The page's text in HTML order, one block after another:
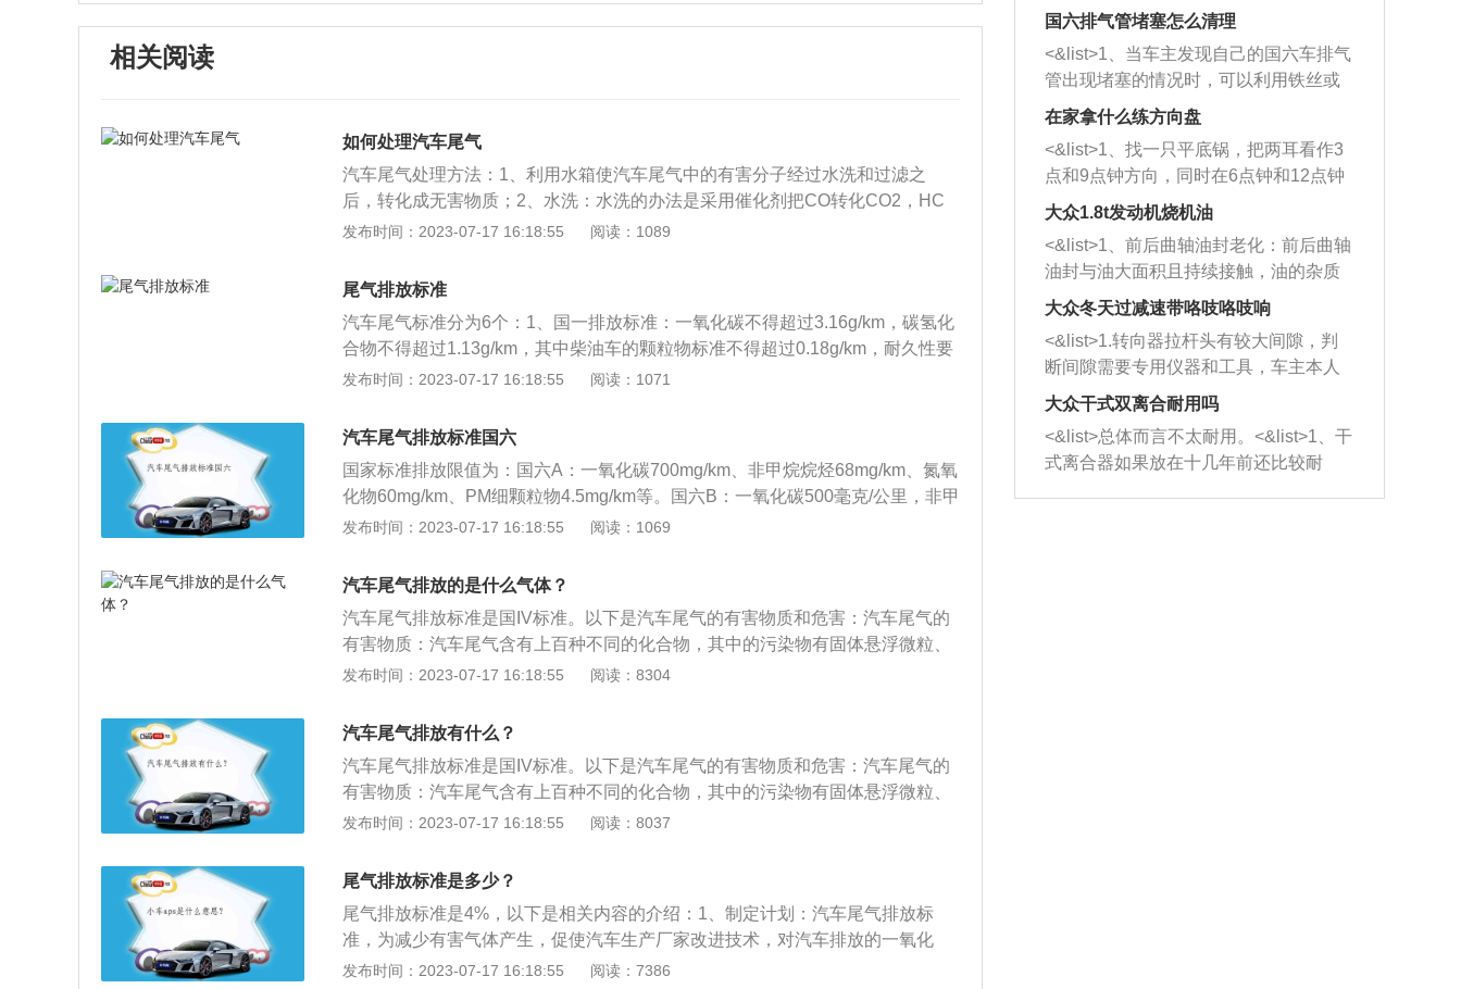
相关阅读
如何处理汽车尾气
汽车尾气处理方法：1、利用水箱使汽车尾气中的有害分子经过水洗和过滤之
后，转化成无害物质；2、水洗：水洗的办法是采用催化剂把CO转化CO2，HC
转化CO2和H2O等，一般使用的催化剂有氧化锰、一氧化铜，氧化铬、一氧化
混合气燃烧不充分时，就会产生有大量积碳，而这些积碳会随着排气管的排放，
附着在三元催化器内部，久而久之很容易就会出现堵塞的情况，从而导致汽车尾
气超标。这时候，就需要用草酸溶液对三元催化进行浸泡清洗，待清洗干净之后
用清水过滤几遍即可；4、清理空气滤清器：空气滤清器的主要作用就是滤除空
气中的微粒杂质。那如果长期不清理或者不更换的话，空气滤清器就因为堆积许
积碳，从而导致汽车尾气超标的情况发生。所以，当空气滤清器污染到一定程度
的时候，肯定是需要进行一次清理的；5、深度清洗发动机：如果清洗完三元催
化剂和空气滤清器之后，汽车尾气排放仍然不达标的话，可能就需要深度清洗一
养，对汽车的工况是有很大帮助的。大量的汽车尾气并不是无害的，汽油在燃烧
物会形成毒性很强的光化学烟雾，伤害人体，并会产生致癌物质，产生的白色烟
雾对家畜、水果及橡胶制品和建筑物均有损坏。
发布时间：2023-07-17 16:18:55 阅读：1089
尾气排放标准
汽车尾气标准分为6个：1、国一排放标准：一氧化碳不得超过3.16g/km，碳氢化
合物不得超过1.13g/km，其中柴油车的颗粒物标准不得超过0.18g/km，耐久性要
求为50000km。2、国二排放标准：汽油车一氧化碳不超过2.2g/km，碳氢化合物
粒物不超过0.08g/km。3、国三排放标准：碳氢化合物不超过0.2g/km，一氧化碳
不超过2.3g/km，碳氢化合物不超过0.15g/km。4、国四排放标准：碳氢化合物不
超过0.1g/km，一氧化碳不超过1.0g/km，碳氢化合物不超过0.08g/km。5、国五
排放标准：碳氢化合物排放数值为0.1g/km，一氧化碳排放数值为1.00g/km，碳
氢化合物排放数值为0.060g/km，pm排放数值为0.0045g/km。6、国六排放标
g/km，非甲烷烷烃排放不超过0.068g/km，氮氧化物排放不超过0.06g/km，pm细
颗粒物排放不超过0.0045g/km，国六b的排放标准是一氧化碳排放不超过0.5g/k
m，非甲烷烷烃排放不超过0.035g/km，氮氧化物排放不超过0.035g/km，pm细颗
生产厂家改进技术，对汽车排放的一氧化碳、碳氢化合物、氮氧化物、微粒等有
发布时间：2023-07-17 16:18:55 阅读：1071
汽车尾气排放标准国六
国家标准排放限值为：国六A：一氧化碳700mg/km、非甲烷烷烃68mg/km、氮氧
化物60mg/km、PM细颗粒物4.5mg/km等。国六B：一氧化碳500毫克/公里，非甲
烷烷烃35毫克/公里，氮氧化物35毫克/公里，PM细颗粒物3毫克/公里等。简单来
和科学。与国家五项排放标准相比，国家六项排放标准在多方面得到了显著优
化。新规可以更全面、客观地判断车辆的排放水平，更容易实施和监督。由于国
六排放标准升级幅度较大，为了给汽车行业提供车型和动力系统变更升级以及生
产准备的缓冲期，国家标准设置了国六排放标准A和国六排放标准B两个排放限值
方案，其中，限值相对宽松的国六A期将于2020年7月1日全面实施，而国六B期
发布时间：2023-07-17 16:18:55 阅读：1069
汽车尾气排放的是什么气体？
汽车尾气排放标准是国IV标准。以下是汽车尾气的有害物质和危害：汽车尾气的
有害物质：汽车尾气含有上百种不同的化合物，其中的污染物有固体悬浮微粒、
一氧化碳、二氧化碳、碳氢化合物、氮氧化合物、铅及硫氧化合物等。汽车尾气
响。尾气中的二氧化硫具有强烈的刺激气味，达到一定浓度时容易导致“酸雨”的
发生，造成土壤和水源酸化，影响农作物和森林的生长。
发布时间：2023-07-17 16:18:55 阅读：8304
汽车尾气排放有什么？
汽车尾气排放标准是国IV标准。以下是汽车尾气的有害物质和危害：汽车尾气的
有害物质：汽车尾气含有上百种不同的化合物，其中的污染物有固体悬浮微粒、
一氧化碳、二氧化碳、碳氢化合物、氮氧化合物、铅及硫氧化合物等。汽车尾气
响。尾气中的二氧化硫具有强烈的刺激气味，达到一定浓度时容易导致“酸雨”的
发生，造成土壤和水源酸化，影响农作物和森林的生长。
发布时间：2023-07-17 16:18:55 阅读：8037
尾气排放标准是多少？
尾气排放标准是4%，以下是相关内容的介绍：1、制定计划：汽车尾气排放标
准，为减少有害气体产生，促使汽车生产厂家改进技术，对汽车排放的一氧化
碳、碳氢化合物、氮氧化物、微粒等有害物做出的质量要求。欧洲和美国都制定
发布时间：2023-07-17 16:18:55 阅读：7386
牌，但是中高低端的轮胎都有生产，这
也是为了更好的开拓市场。
国六排气管堵塞怎么清理
<&list>1、当车主发现自己的国六车排气
管出现堵塞的情况时，可以利用铁丝或
者是细棍，直接将杂物给取出来，如果
堵塞情况比较严重，也可以采取应急措
施。 <&list>2、直接利用木棍将所有的
杂物推到排气管里面的位置处，然后将
三元催化器拆解开，就可以将堵塞的东
西取出来。但如果是因为积碳过多引起
的堵塞，就需要将三元催化器泡在草酸
洗剂对堵塞的情况得到解决，将清洗剂
放在燃油箱中，与燃油混合后，车辆启
动时，就可以和汽油一起进入到燃烧
室，最后形成废气排出，就可以让三元
催化器得到清洗，排气管堵塞的情况就
能够得到解决。
在家拿什么练方向盘
<&list>1、找一只平底锅，把两耳看作3
点和9点钟方向，同时在6点钟和12点钟
方向做一个标记。 <&list>2、双手握住
一圈半的练习，往右同样也要打相同的
圈数。 <&list>3、最后强调要反复练
习，这样就可以形成肌肉记忆，在真实
驾驶车辆时，不需要记忆也能打好方
向。
大众1.8t发动机烧机油
<&list>1、前后曲轴油封老化：前后曲轴
油封与油大面积且持续接触，油的杂质
和发动机内持续温度变化使其密封效果
逐渐减弱，导致渗油或漏油。<&list>2、
活塞间隙过大：积碳会使活塞环与缸体
的间隙扩大，导致机油流入燃烧室中，
造成烧机油。<&list>3、机油粘度。使用
机油粘度过小的话，同样会有烧机油现
象，机油粘度过小具有很好的流动性，
大众冬天过减速带咯吱咯吱响
<&list>1.转向器拉杆头有较大间隙，判
断间隙需要专用仪器和工具，车主本人
无法制作，需要将车辆送到修理厂或4s
店；<&list>2.车辆半轴套管防尘罩破
裂，破裂后会出现漏油现象，使半轴磨
损严重，磨损的半轴容易损坏，产生异
响；<&list>3.稳定器的转向胶套和球头
大众干式双离合耐用吗
<&list>总体而言不太耐用。<&list>1、干
式离合器如果放在十几年前还比较耐